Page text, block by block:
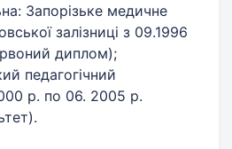
Запорізьке медичне
залізниці з 09.1996
диплом);
педагогічний
р. по 06. 2005 р.